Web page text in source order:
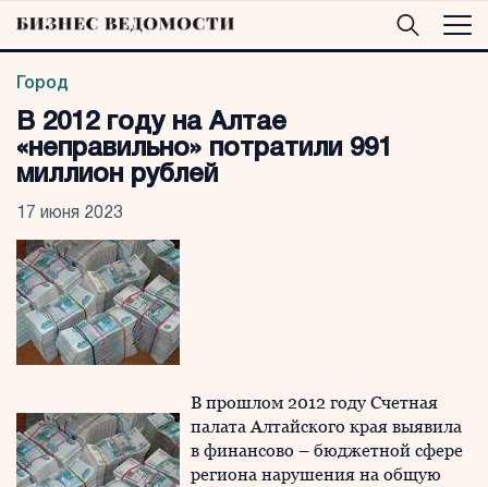
Город
В 2012 году на Алтае
«неправильно» потратили 991
миллион рублей
17 июня 2023
В прошлом 2012 году Счетная
палата Алтайского края выявила
в финансово – бюджетной сфере
региона нарушения на общую